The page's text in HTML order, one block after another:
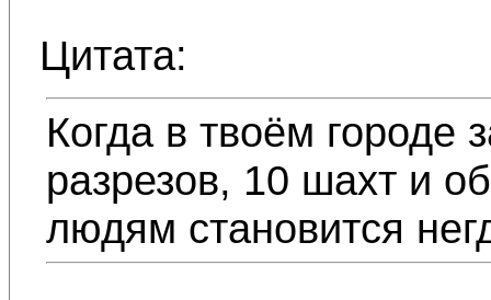
Цитата:
Когда в твоём городе
разрезов, 10 шахт и
людям становится